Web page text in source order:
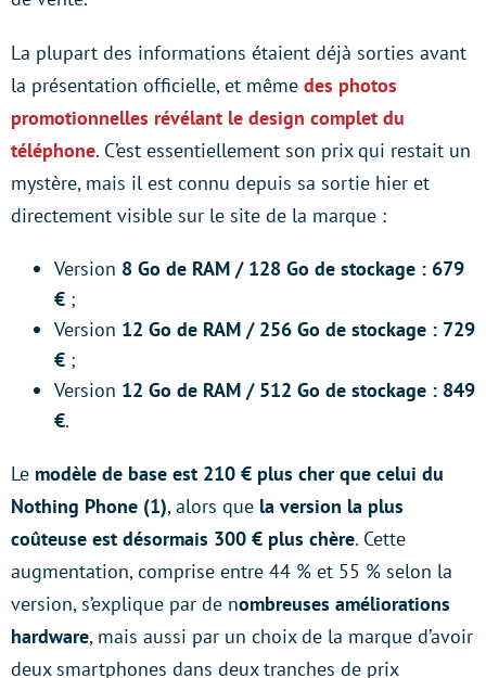
La plupart des informations étaient déjà sorties avant
la présentation officielle, et même des photos
promotionnelles révélant le design complet du
téléphone. C’est essentiellement son prix qui restait un
mystère, mais il est connu depuis sa sortie hier et
directement visible sur le site de la marque :
Version 8 Go de RAM / 128 Go de stockage : 679
€ ;
Version 12 Go de RAM / 256 Go de stockage : 729
€ ;
Version 12 Go de RAM / 512 Go de stockage : 849
€.
Le modèle de base est 210 € plus cher que celui du
Nothing Phone (1), alors que la version la plus
coûteuse est désormais 300 € plus chère. Cette
augmentation, comprise entre 44 % et 55 % selon la
version, s’explique par de nombreuses améliorations
hardware, mais aussi par un choix de la marque d’avoir
deux smartphones dans deux tranches de prix